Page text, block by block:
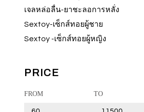
เจลหล่อลื่น-ยาชะลอการหลั่ง
Sextoy-เซ็กส์ทอยผู้ชาย
Sextoy -เซ็กส์ทอยผู้หญิง
PRICE
FROM TO